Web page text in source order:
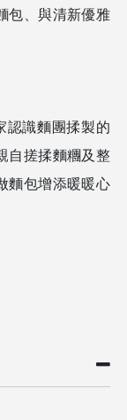
包、與清新優雅
認識麵團揉製的
自搓揉麵糰及整
麵包增添暖暖心